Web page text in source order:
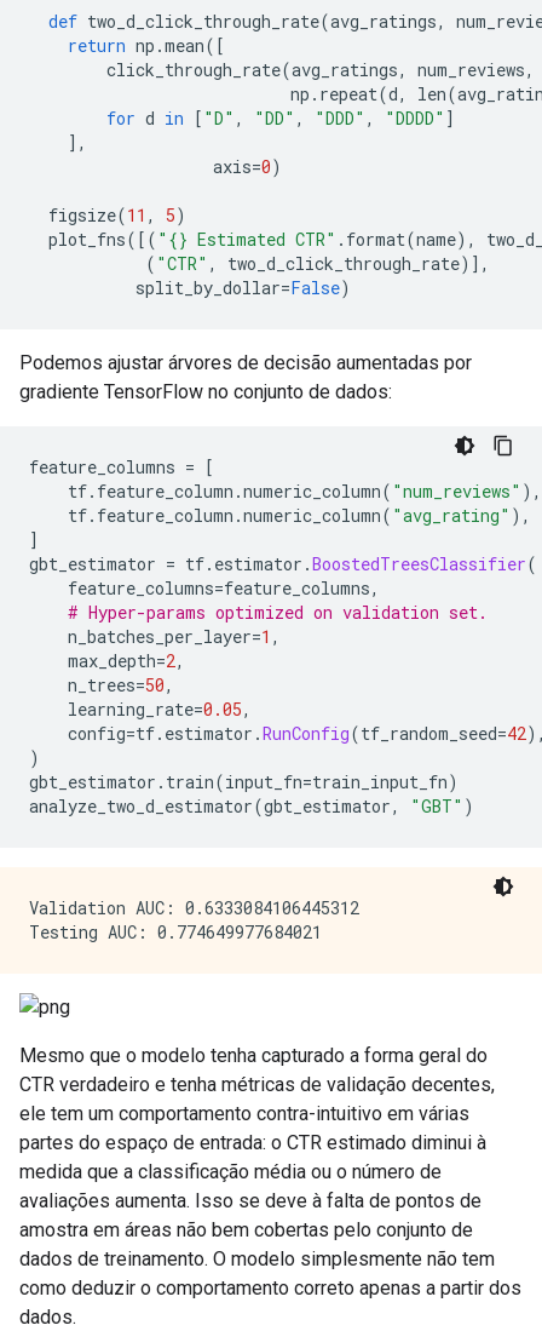
def two_d_click_through_rate(avg_ratings,
return np .mean([
click_through_rate(avg_ratings, num_reviews,
np . repeat(d, len(
for d in [ "D" , "DD" , "DDD" , "DDDD" ]
],
axis=0)
figsize(11 , 5)
plot_fns([( "{} Estimated CTR" . format(name),
( "CTR" , two_d_click_through_rate)],
split_by_dollar=False)
Podemos ajustar árvores de decisão aumentadas por
gradiente TensorFlow no conjunto de dados:
feature_columns =
[
tf. feature_column .numeric_column( "num_reviews" ),
tf. feature_column .numeric_column( "avg_rating" ),
]
gbt_estimator = tf. estimator .BoostedTreesClassifier(
feature_columns=feature_columns,
# Hyper-params optimized on validation set.
n_batches_per_layer=1 ,
max_depth=2,
n_trees=50,
learning_rate=0.05,
config=tf. estimator .RunConfig(tf_random_seed=42
)
gbt_estimator . train(input_fn=train_input_fn)
analyze_two_d_estimator(gbt_estimator, "GBT" )
Validation AUC: 0.6333084106445312
Mesmo que o modelo tenha capturado a forma geral do
CTR verdadeiro e tenha métricas de validação decentes,
ele tem um comportamento contra-intuitivo em várias
partes do espaço de entrada: o CTR estimado diminui à
medida que a classificação média ou o número de
avaliações aumenta. Isso se deve à falta de pontos de
amostra em áreas não bem cobertas pelo conjunto de
dados de treinamento. O modelo simplesmente não tem
como deduzir o comportamento correto apenas a partir dos
dados.